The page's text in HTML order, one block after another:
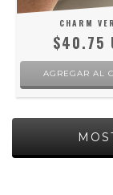
CHARM
$40.75